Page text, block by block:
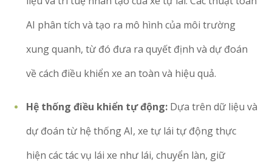
AI phân tích và tạo ra mô hình của môi trường
xung quanh, từ đó đưa ra quyết định và dự đoán
về cách điều khiển xe an toàn và hiệu quả.
Hệ thống điều khiển tự động: Dựa trên dữ liệu và
dự đoán từ hệ thống AI, xe tự lái tự động thực
hiện các tác vụ lái xe như lái, chuyển làn, giữ